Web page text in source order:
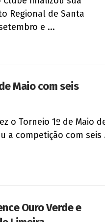
Regional de Santa
e ...
Maio com seis
o Torneio 1º de Maio
a competição com seis
Ouro Verde e